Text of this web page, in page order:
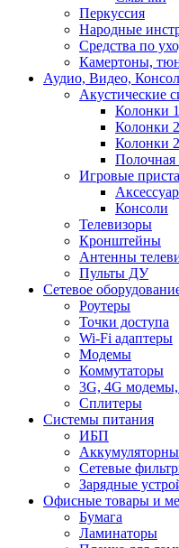
Перкуссия
Народные
Средства по
Камертоны,
Аудио, Видео,
Акустические
Колонки
Колонки
Колонки
Полочная
Игровые
Консоли
Телевизоры
Кронштейны
Антенны
Пульты ДУ
Сетевое
Роутеры
Точки доступа
Wi-Fi адаптеры
Модемы
Коммутаторы
3G, 4G
Сплитеры
Системы питания
ИБП
Сетевые
Зарядные
Офисные товары и
Бумага
Ламинаторы